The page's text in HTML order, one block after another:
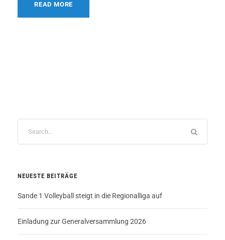
READ MORE
NEUESTE BEITRÄGE
Sande 1 Volleyball steigt in die Regionalliga auf
Einladung zur Generalversammlung 2026